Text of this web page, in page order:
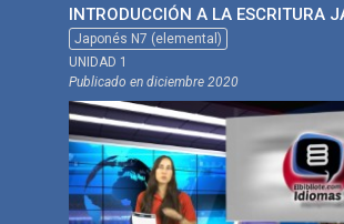
INTRODUCCIÓN A LA ESCRITURA
Japonés N7 (elemental)
UNIDAD 1
Publicado endiciembre 2020